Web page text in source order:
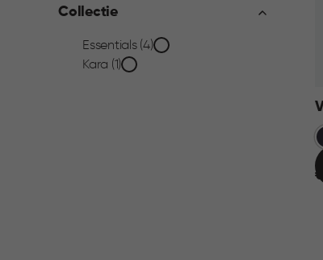
Collectie
Collectie
Essentials (4)
Kara (1)
€